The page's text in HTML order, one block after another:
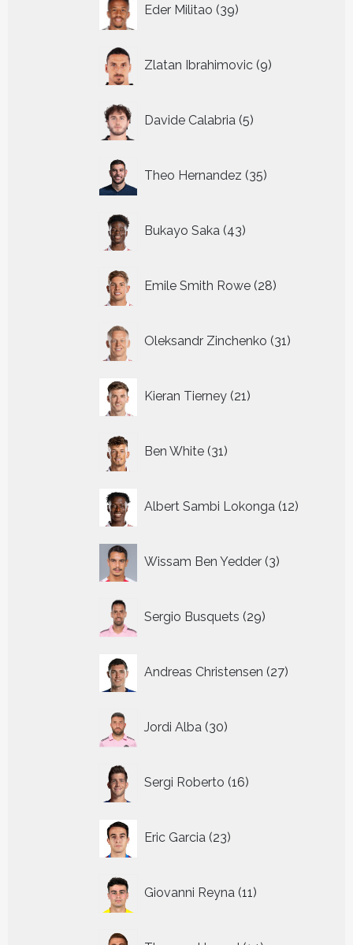
Eder Militao 39
producten
Zlatan Ibrahimovic 9
producten
Davide Calabria 5
producten
Theo Hernandez 35
producten
Bukayo Saka 43
producten
Emile Smith Rowe 28
producten
Oleksandr Zinchenko 31
producten
Kieran Tierney 21
producten
Ben White 31
producten
Albert Sambi Lokonga 12
Wissam Ben Yedder 3
producten
Sergio Busquets 29
producten
Andreas Christensen 27
producten
Jordi Alba 30
producten
Sergi Roberto 16
producten
Eric Garcia 23
producten
Giovanni Reyna 11
producten